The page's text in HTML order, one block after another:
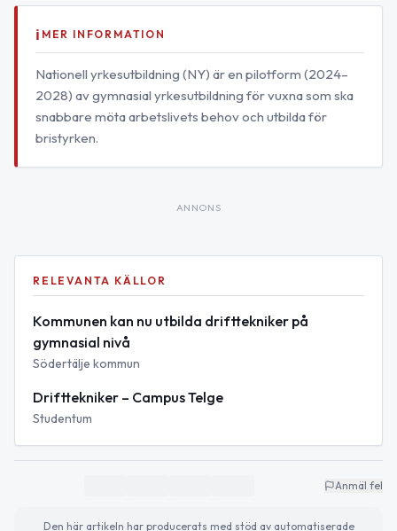
MER INFORMATION
Nationell yrkesutbildning (NY) är en pilotform (2024–
2028) av gymnasial yrkesutbildning för vuxna som ska
snabbare möta arbetslivets behov och utbilda för
bristyrken.
ANNONS
RELEVANTA KÄLLOR
Kommunen kan nu utbilda drifttekniker på
gymnasial nivå
Södertälje kommun
Drifttekniker – Campus Telge
Studentum
Anmäl fel
Den här artikeln har producerats med stöd av automatiserade